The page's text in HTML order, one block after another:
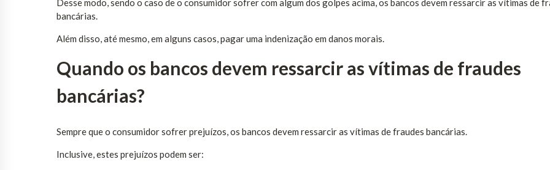
Desse modo, sendo o caso de o consumidor sofrer com algum dos golpes acima, os bancos devem ressarcir as vítimas de
bancárias.
Além disso, até mesmo, em alguns casos, pagar uma indenização em danos morais.
Quando os bancos devem ressarcir as vítimas de fraudes
bancárias?
Sempre que o consumidor sofrer prejuízos, os bancos devem ressarcir as vítimas de fraudes bancárias.
Inclusive, estes prejuízos podem ser: